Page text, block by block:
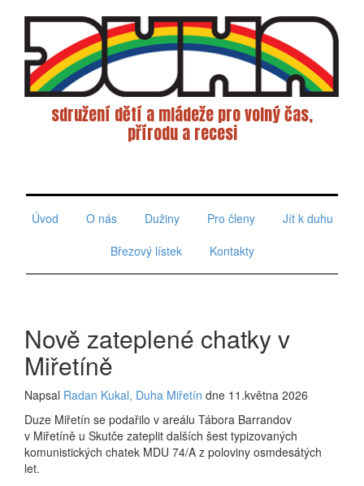
sdružení dětí a mládeže pro volný čas,
přírodu a recesi
Úvod
O nás Dužiny Pro členy
Jít k duhu
Březový lístek
Kontakty
Nově zateplené chatky v
Miřetíně
Napsal Radan Kukal, Duha Miřetín dne 11.května 2026
Duze Miřetín se podařilo v areálu Tábora Barrandov
v Miřetíně u Skutče zateplit dalších šest typizovaných
komunistických chatek MDU 74/A z poloviny osmdesátých
let.